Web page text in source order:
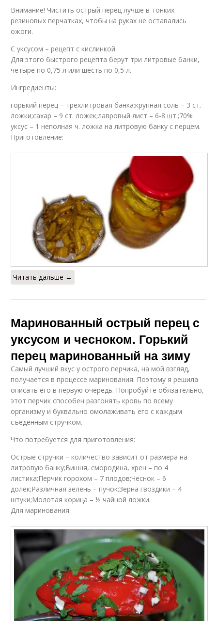
Внимание! Чистить острый перец лучше в тонких
резиновых перчатках, чтобы на руках не оставались
ожоги.
С уксусом – рецепт с кислинкой
Для этого быстрого рецепта берут три литровые банки,
четыре по 0,75 л или шесть по 0,5 л.
Ингредиенты:
горький перец – трехлитровая банка;крупная соль – 3 ст.
ложки;сахар – 9 ст. ложек;лавровый лист – 6-8 шт.;70%
уксус – 1 неполная ч. ложка на литровую банку с перцем.
Приготовление:
Читать дальше →
Маринованный острый перец с
уксусом и чесноком. Горький
перец маринованный на зиму
Самый лучший вкус у острого перчика, на мой взгляд,
получается в процессе маринования. Поэтому я решила
описать его в первую очередь. Попробуйте обязательно,
этот перчик способен разгонять кровь по всему
организму и буквально омолаживать его с каждым
съеденным стручком.
Что потребуется для приготовления:
Острые стручки – количество зависит от размера на
литровую банку;Вишня, смородина, хрен – по 4
листика;Перчик горохом – 7 плодов;Чеснок – 6
долек;Различная зелень – пучок;Зерна гвоздики – 4
штуки;Молотая корица – ½ чайной ложки.
Для маринования: